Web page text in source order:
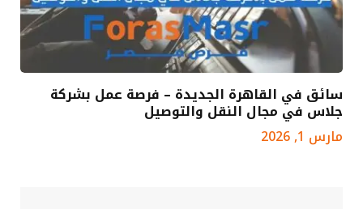
سائق في القاهرة الجديدة – فرصة عمل بشركة
جلاس في مجال النقل والتوصيل
مارس 1, 2026